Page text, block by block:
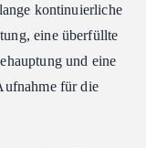
kontinuierliche
eine überfüllte
und eine
für die